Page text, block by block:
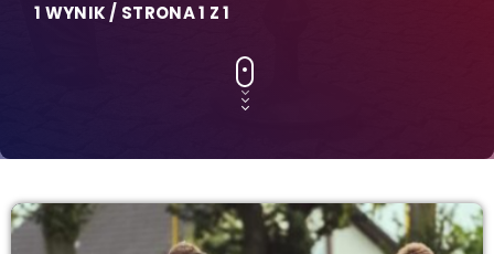
1 WYNIK / STRONA 1 Z 1